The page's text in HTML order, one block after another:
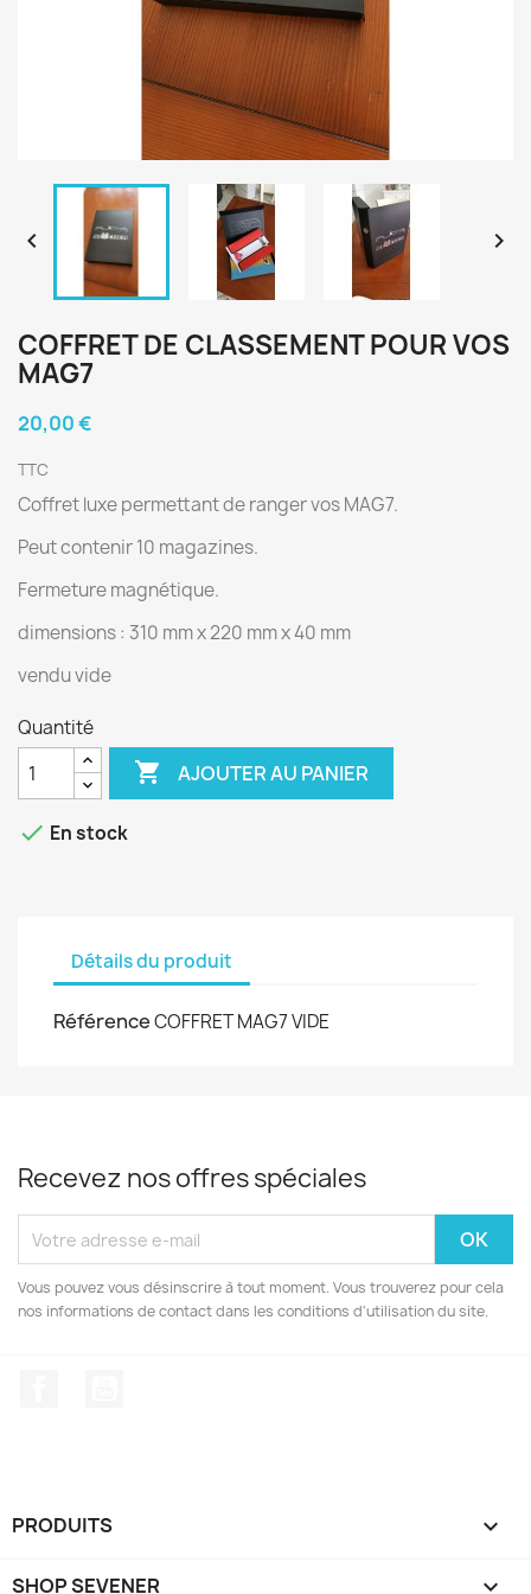
 
COFFRET DE CLASSEMENT POUR VOS
MAG7
20,00 €
TTC
Coffret luxe permettant de ranger vos MAG7.
Peut contenir 10 magazines.
Fermeture magnétique.
dimensions : 310 mm x 220 mm x 40 mm
vendu vide
Quantité
 AJOUTER AU PANIER
 En stock
Détails du produit
RéférenceCOFFRET MAG7 VIDE
Recevez nos offres spéciales
Vous pouvez vous désinscrire à tout moment. Vous trouverez pour cela
nos informations de contact dans les conditions d'utilisation du site.
PRODUITS 
SHOP SEVENER 